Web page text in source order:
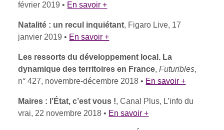
février 2019 • En savoir +
Natalité : un recul inquiétant, Figaro Live, 17
janvier 2019 • En savoir +
Les ressorts du développement local. La
dynamique des territoires en France,Futuribles,
n° 427, novembre-décembre 2018 • En savoir +
Maires : l’État, c’est vous !, Canal Plus, L’info du
vrai, 22 novembre 2018 • En savoir +